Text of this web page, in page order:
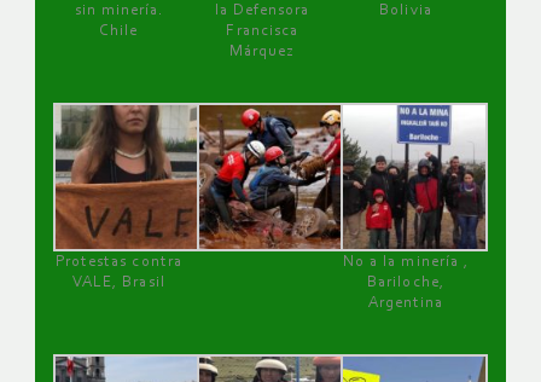
sin minería.
Chile
la Defensora
Francisca
Márquez
Bolivia
Protestas contra
VALE, Brasil
No a la minería ,
Bariloche,
Argentina